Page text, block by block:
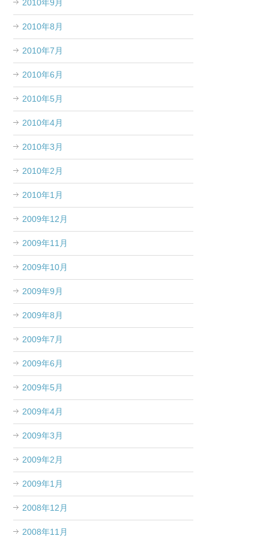
2010年9月
2010年8月
2010年7月
2010年6月
2010年5月
2010年4月
2010年3月
2010年2月
2010年1月
2009年12月
2009年11月
2009年10月
2009年9月
2009年8月
2009年7月
2009年6月
2009年5月
2009年4月
2009年3月
2009年2月
2009年1月
2008年12月
2008年11月